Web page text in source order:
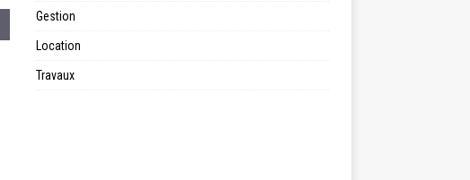
Gestion
Location
Travaux